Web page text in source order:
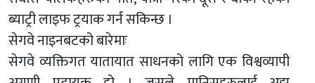
ब्याट्री लाइफ ट्रयाक गर्न सकिन्छ ।
सेगवे नाइनबटको बारेमाः
सेगवे व्यक्तिगत यातायात साधनको लागि एक विश्वव्यापी